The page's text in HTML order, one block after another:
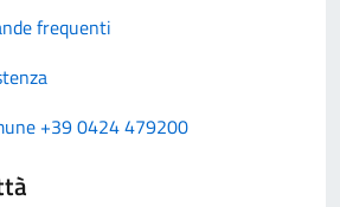
frequenti
+39 0424 479200